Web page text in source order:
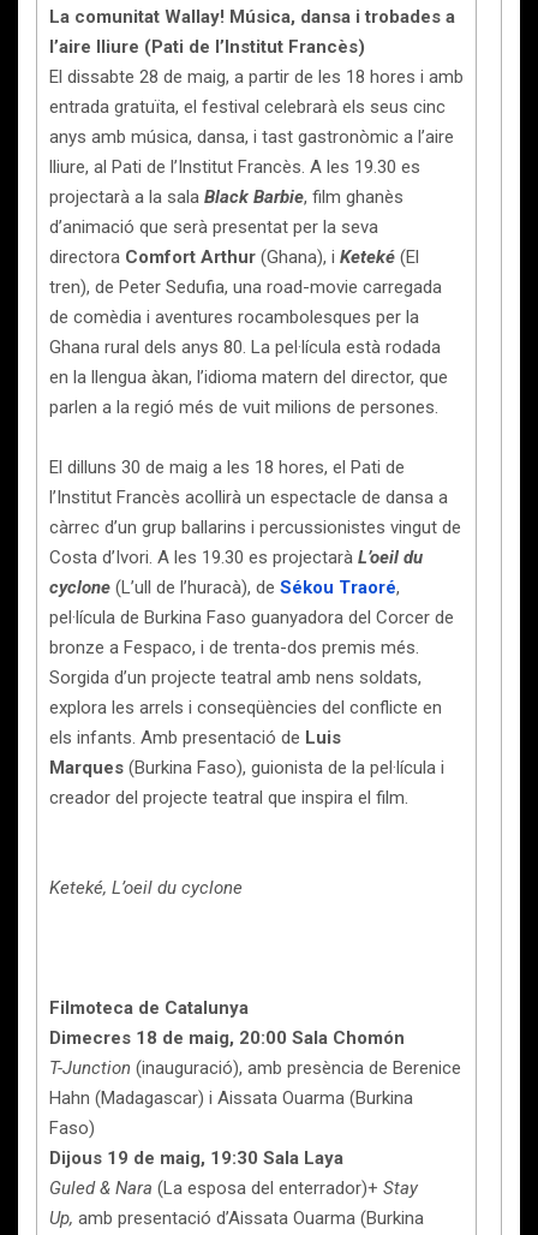
La comunitat Wallay! Música, dansa i trobades a
l’aire lliure (Pati de l’Institut Francès)
El dissabte 28 de maig, a partir de les 18 hores i amb
entrada gratuïta, el festival celebrarà els seus cinc
anys amb música, dansa, i tast gastronòmic a l’aire
lliure, al Pati de l’Institut Francès. A les 19.30 es
projectarà a la sala Black Barbie, film ghanès
d’animació que serà presentat per la seva
directora Comfort Arthur (Ghana), i Keteké (El
tren), de Peter Sedufia, una road-movie carregada
de comèdia i aventures rocambolesques per la
Ghana rural dels anys 80. La pel·lícula està rodada
en la llengua àkan, l’idioma matern del director, que
parlen a la regió més de vuit milions de persones.
El dilluns 30 de maig a les 18 hores, el Pati de
l’Institut Francès acollirà un espectacle de dansa a
càrrec d’un grup ballarins i percussionistes vingut de
Costa d’Ivori. A les 19.30 es projectarà L’oeil du
cyclone (L’ull de l’huracà), de Sékou Traoré,
pel·lícula de Burkina Faso guanyadora del Corcer de
bronze a Fespaco, i de trenta-dos premis més.
Sorgida d’un projecte teatral amb nens soldats,
explora les arrels i conseqüències del conflicte en
els infants. Amb presentació de Luis
Marques (Burkina Faso), guionista de la pel·lícula i
creador del projecte teatral que inspira el film.
Keteké, L’oeil du cyclone
Filmoteca de Catalunya
Dimecres 18 de maig, 20:00 Sala Chomón
T-Junction (inauguració), amb presència de Berenice
Hahn (Madagascar) i Aissata Ouarma (Burkina
Faso)
Dijous 19 de maig, 19:30 Sala Laya
Guled & Nara (La esposa del enterrador)+ Stay
Up, amb presentació d’Aissata Ouarma (Burkina